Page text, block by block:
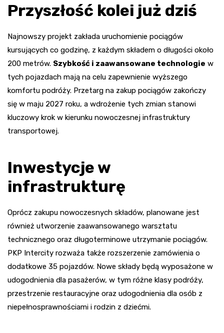
Przyszłość kolei już dziś
Najnowszy projekt zakłada uruchomienie pociągów
kursujących co godzinę, z każdym składem o długości około
200 metrów. Szybkość i zaawansowane technologie w
tych pojazdach mają na celu zapewnienie wyższego
komfortu podróży. Przetarg na zakup pociągów zakończy
się w maju 2027 roku, a wdrożenie tych zmian stanowi
kluczowy krok w kierunku nowoczesnej infrastruktury
transportowej.
Inwestycje w
infrastrukturę
Oprócz zakupu nowoczesnych składów, planowane jest
również utworzenie zaawansowanego warsztatu
technicznego oraz długoterminowe utrzymanie pociągów.
PKP Intercity rozważa także rozszerzenie zamówienia o
dodatkowe 35 pojazdów. Nowe składy będą wyposażone w
udogodnienia dla pasażerów, w tym różne klasy podróży,
przestrzenie restauracyjne oraz udogodnienia dla osób z
niepełnosprawnościami i rodzin z dziećmi.